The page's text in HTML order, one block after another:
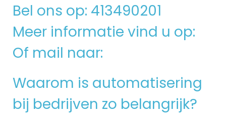
Bel ons op: 413490201
Meer informatie vind u op:
Of mail naar:
Waarom is automatisering
bij bedrijven zo belangrijk?